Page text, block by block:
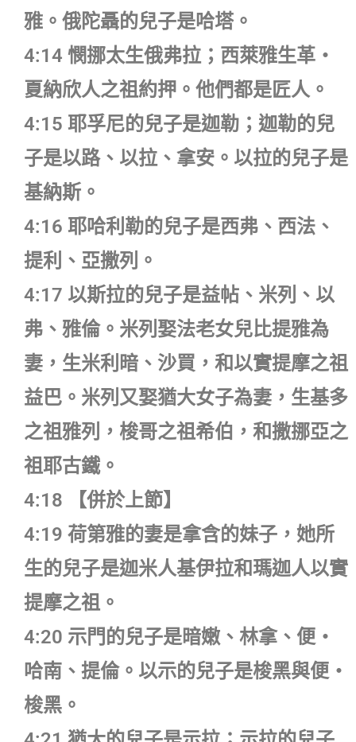
雅。俄陀聶的兒子是哈塔。
4:14 憫挪太生俄弗拉；西萊雅生革‧
夏納欣人之祖約押。他們都是匠人。
4:15 耶孚尼的兒子是迦勒；迦勒的兒
子是以路、以拉、拿安。以拉的兒子是
基納斯。
4:16 耶哈利勒的兒子是西弗、西法、
提利、亞撒列。
4:17 以斯拉的兒子是益帖、米列、以
弗、雅倫。米列娶法老女兒比提雅為
妻，生米利暗、沙買，和以實提摩之祖
益巴。米列又娶猶大女子為妻，生基多
之祖雅列，梭哥之祖希伯，和撒挪亞之
祖耶古鐵。
4:18 【併於上節】
4:19 荷第雅的妻是拿含的妹子，她所
生的兒子是迦米人基伊拉和瑪迦人以實
提摩之祖。
4:20 示門的兒子是暗嫩、林拿、便‧
哈南、提倫。以示的兒子是梭黑與便‧
梭黑。